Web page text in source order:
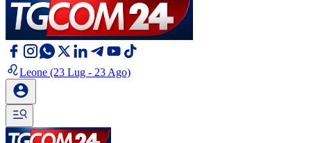
Leone (23 Lug - 23 Ago)